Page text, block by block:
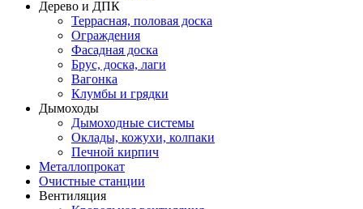
Дерево и ДПК
Террасная, половая доска
Ограждения
Фасадная доска
Брус, доска, лаги
Вагонка
Клумбы и грядки
Дымоходы
Дымоходные системы
Оклады, кожухи, колпаки
Печной кирпич
Металлопрокат
Очистные станции
Вентиляция